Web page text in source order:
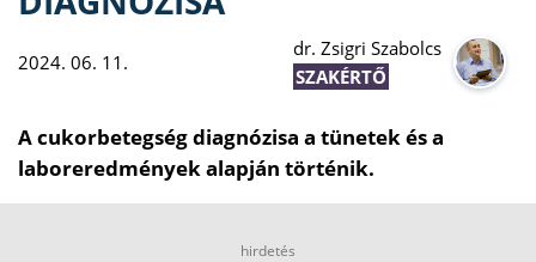
2024. 06. 11.
dr. Zsigri Szabolcs
SZAKÉRTŐ
A cukorbetegség diagnózisa a tünetek és a
laboreredmények alapján történik.
hirdetés